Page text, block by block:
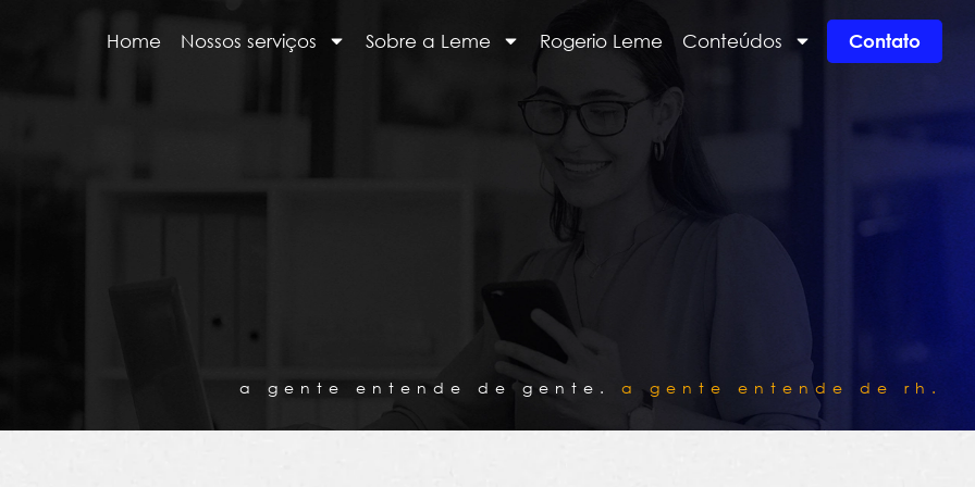
Home Nossos serviços Sobre a Leme Rogerio Leme Conteúdos Contato
a gente entende de gente. a gente entende de rh.